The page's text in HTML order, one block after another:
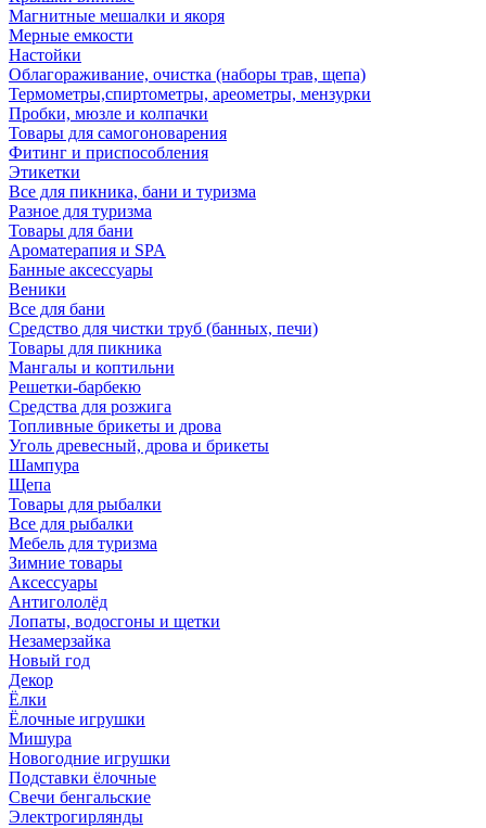
Магнитные мешалки и якоря
Мерные емкости
Настойки
Облагораживание, очистка (наборы трав, щепа)
Термометры,спиртометры, ареометры, мензурки
Пробки, мюзле и колпачки
Товары для самогоноварения
Фитинг и приспособления
Этикетки
Все для пикника, бани и туризма
Разное для туризма
Товары для бани
Ароматерапия и SPA
Банные аксессуары
Веники
Все для бани
Средство для чистки труб (банных, печи)
Товары для пикника
Мангалы и коптильни
Решетки-барбекю
Средства для розжига
Топливные брикеты и дрова
Уголь древесный, дрова и брикеты
Шампура
Щепа
Товары для рыбалки
Все для рыбалки
Мебель для туризма
Зимние товары
Аксессуары
Антигололёд
Лопаты, водосгоны и щетки
Незамерзайка
Новый год
Декор
Ёлки
Ёлочные игрушки
Мишура
Новогодние игрушки
Подставки ёлочные
Свечи бенгальские
Электрогирлянды